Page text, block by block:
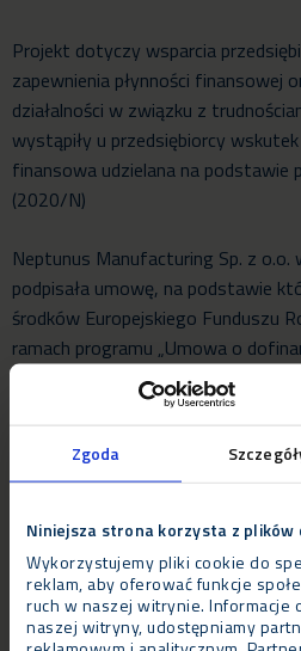
Zgoda
Niniejsza strona korzysta z plików
Wykorzystujemy pliki cookie do
reklam, aby oferować funkcje
ruch w naszej witrynie. Informacje
naszej witryny, udostępniamy
Projekt dotyczy wsparcia
zapewnienia płynności finansowej
działalności w związku z
wystąpiły u przedsiębiorcy
finansowa udzielana na podstawie
(2020/N)
Neptunus Manufacturing Sp. z o.o.
podpisała umowę, na podstawie
środków Europejskiego Funduszu
ramach programu „Umowa o
ramach działania 3.4. Dotacje na
Operacyjnego Inteligentny Rozwój
cele projektu :
Otrzymane
przedsiębiorstwa oraz te
kapitału obrotowego, tj.
powierzchni, zakup towarów czy
planowane efekty :Utrzymanie
przedsiębiorstwa, w związku z